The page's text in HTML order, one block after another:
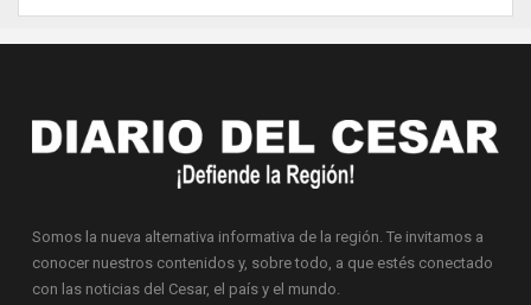
Somos la nueva alternativa informativa de la región. Te invitamos a
conocer nuestros contenidos y, sobre todo, a que estés conectado
con las noticias del Cesar, el país y el mundo.